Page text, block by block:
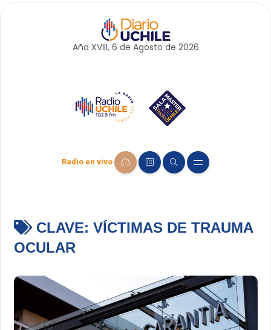
Año XVIII, 6 de Agosto de 2026
Radio en vivo
CLAVE: VÍCTIMAS DE TRAUMA
OCULAR